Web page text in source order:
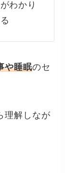
わかり
や睡眠のセ
理解しなが